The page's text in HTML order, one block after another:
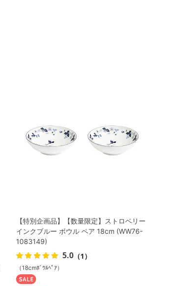
【特別企画品】【数量限定】ストロベリー
インクブルー ボウル ペア 18cm (WW76-
1083149)
5.0 （1）
（18cmﾎﾞｳﾙﾍﾟｱ）